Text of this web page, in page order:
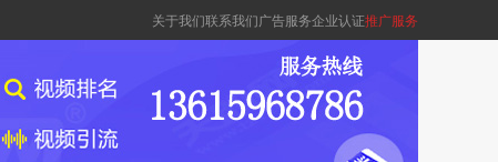
关于我们联系我们广告服务企业认证推广服务